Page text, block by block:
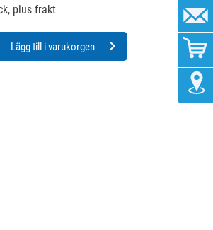
plus frakt
Lägg till i varukorgen